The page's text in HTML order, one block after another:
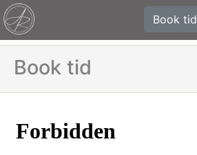
Book tid
Book tid